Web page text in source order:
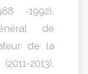
-1992),
de
de la
2013),